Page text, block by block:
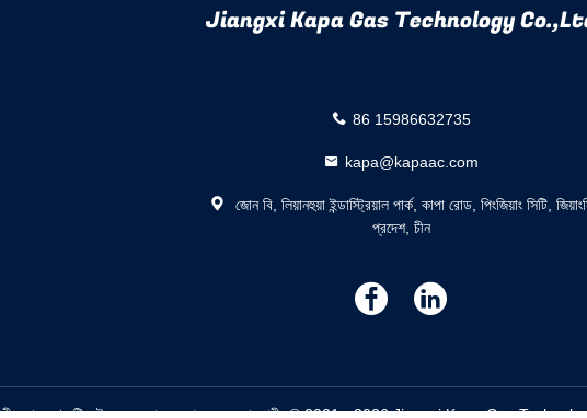
Jiangxi Kapa Gas Technology
86 15986632735
kapa@kapaac.com
জোন বি, লিয়ানহুয়া ইন্ডাস্ট্রিয়াল পার্ক, কাপা রোড, পিংজিয়াং সিটি,
প্রদেশ, চীন
述
述